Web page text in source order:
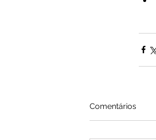
Comentários